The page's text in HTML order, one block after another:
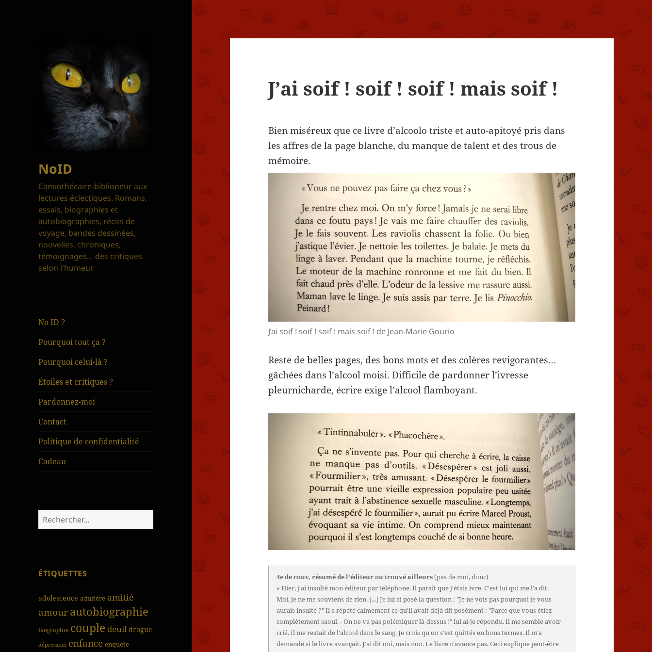
NoID
Camiothécaire-biblioneur aux
lectures éclectiques. Romans,
essais, biographies et
autobiographies, récits de
voyage, bandes dessinées,
nouvelles, chroniques,
témoignages… des critiques
selon l'humeur
No ID ?
Pourquoi tout ça ?
Pourquoi celui-là ?
Étoiles et critiques ?
Pardonnez-moi
Contact
Politique de confidentialité
Cadeau
Rechercher :
ÉTIQUETTES
adolescence adultère amitié
amourautobiographie
biographie couple deuil drogue
dépression enfance enquête
J’ai soif ! soif ! soif ! mais soif !
Bien miséreux que ce livre d’alcoolo triste et auto-apitoyé pris dans
les affres de la page blanche, du manque de talent et des trous de
mémoire.
J’ai soif ! soif ! soif ! mais soif ! de Jean-Marie Gourio
Reste de belles pages, des bons mots et des colères revigorantes…
gâchées dans l’alcool moisi. Difficile de pardonner l’ivresse
pleurnicharde, écrire exige l’alcool flamboyant.
4e de couv, résumé de l'éditeur ou trouvé ailleurs(pas de moi, donc)
« Hier, j'ai insulté mon éditeur par téléphone. Il paraît que j'étais ivre. C'est lui qui me l'a dit.
Moi, je ne me souviens de rien. [...] Je lui ai posé la question : "Je ne vois pas pourquoi je vous
aurais insulté ?" Il a répété calmement ce qu'il avait déjà dit posément : "Parce que vous étiez
complètement saoul. - On ne va pas polémiquer là-dessus !" lui ai-je répondu. Il me semble avoir
crié. Il me restait de l'alcool dans le sang. Je crois qu'on s'est quittés en bons termes. Il m'a
demandé si le livre avançait. J'ai dit oui, mais non. Le livre n'avance pas. Ceci explique peut-être